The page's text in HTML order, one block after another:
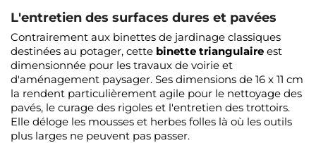
L'entretien des surfaces dures et pavées
Contrairement aux binettes de jardinage classiques
destinées au potager, cette binette triangulaire est
dimensionnée pour les travaux de voirie et
d'aménagement paysager. Ses dimensions de 16 x 11 cm
la rendent particulièrement agile pour le nettoyage des
pavés, le curage des rigoles et l'entretien des trottoirs.
Elle déloge les mousses et herbes folles là où les outils
plus larges ne peuvent pas passer.